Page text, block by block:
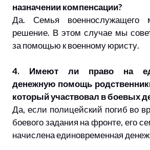
назначении компенсации?
Да. Семья военнослужащего
решение. В этом случае мы
за помощью к военному юристу.
4. Имеют ли право на
денежную помощь
который участвовал в боевых
Да, если полицейский погиб во
боевого задания на фронте, его
начислена единовременная